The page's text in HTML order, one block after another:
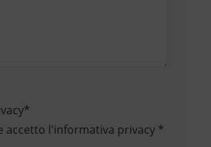
*
accetto l'informativa privacy*